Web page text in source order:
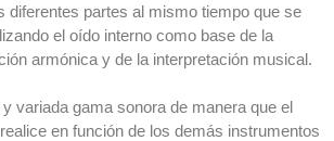
diferentes partes al mismo tiempo que se
el oído interno como base de la
armónica y de la interpretación musical.
variada gama sonora de manera que el
en función de los demás instrumentos